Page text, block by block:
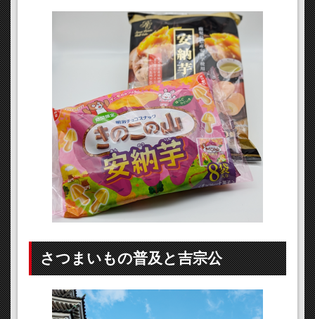
さつまいもの普及と吉宗公